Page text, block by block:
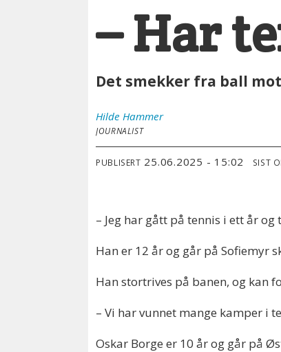
– Har
Det smekker fra ball
Hilde Hammer
JOURNALIST
PUBLISERT 25.06.2025 - 15:02 SIST
– Jeg har gått på tennis i ett år
Han er 12 år og går på Sofiemyr
Han stortrives på banen, og kan
– Vi har vunnet mange kamper i
Oskar Borge er 10 år og går på